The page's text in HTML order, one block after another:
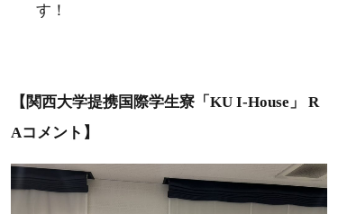
す！
【関西大学提携国際学生寮「KU I-House」 R
Aコメント】